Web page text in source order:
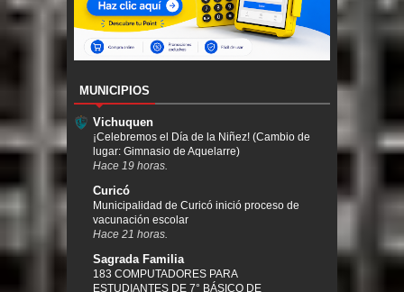
MUNICIPIOS
Vichuquen
¡Celebremos el Día de la Niñez! (Cambio de
lugar: Gimnasio de Aquelarre)
Hace 19 horas.
Curicó
Municipalidad de Curicó inició proceso de
vacunación escolar
Hace 21 horas.
Sagrada Familia
183 COMPUTADORES PARA
ESTUDIANTES DE 7° BÁSICO DE